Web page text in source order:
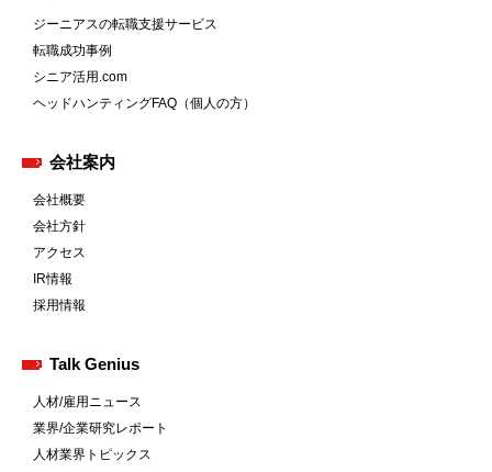
ジーニアスの転職支援サービス
転職成功事例
シニア活用.com
ヘッドハンティングFAQ（個人の方）
会社案内
会社概要
会社方針
アクセス
IR情報
採用情報
Talk Genius
人材/雇用ニュース
業界/企業研究レポート
人材業界トピックス